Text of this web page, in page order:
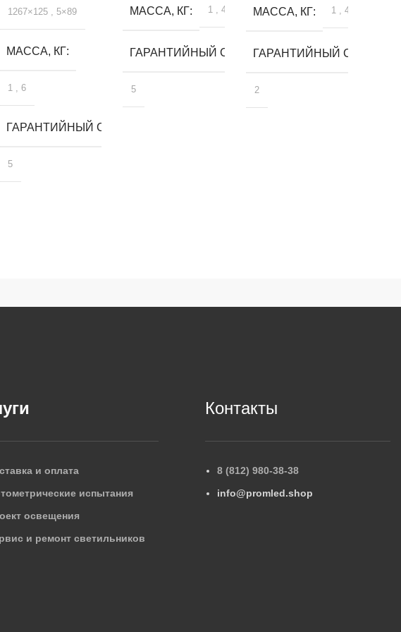
ЛЕТ
1267×125 5×89
МАССА, КГ
1 ,6
ГАРАНТИЙНЫЙ СРОК, ЛЕТ
5
МАССА, КГ 1 ,4
ГАРАНТИЙНЫЙ СРОК, ЛЕТ
5
МАССА, КГ 1 ,4
ГАРАНТИЙНЫЙ СРОК,
2
и оплата
испытания
освещения
и ремонт светильников
Контакты
8 (812) 980-38-38
info@promled.shop